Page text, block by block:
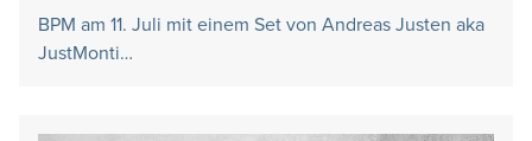
BPM am 11. Juli mit einem Set von Andreas Justen aka
JustMonti…